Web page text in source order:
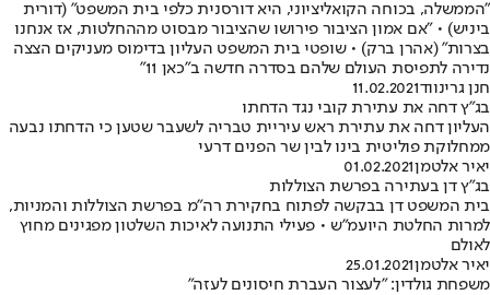
"הממשלה, בכוחה הקואליציוני, היא דורסנית כלפי בית המשפט" (דורית
ביניש) • "אם אמון הציבור פירושו שהציבור מבסוט מההחלטות, אז אנחנו
בצרות" (אהרן ברק) • שופטי בית המשפט העליון בדימוס מעניקים הצצה
נדירה לתפיסת העולם שלהם בסדרה חדשה ב"כאן 11"
חנן גרינווד11.02.2021
בג"ץ דחה את עתירת קובי נגד הדחתו
העליון דחה את עתירת ראש עיריית טבריה לשעבר שטען כי הדחתו נבעה
ממחלוקת פוליטית בינו לבין שר הפנים דרעי
יאיר אלטמן01.02.2021
בג"ץ דן בעתירה בפרשת הצוללות
בית המשפט דן בבקשה לפתוח בחקירת רה"מ בפרשת הצוללות והמניות,
למרות החלטת היועמ"ש • פעילי התנועה לאיכות השלטון מפגינים מחוץ
לאולם
יאיר אלטמן25.01.2021
משפחת גולדין: "לעצור העברת חיסונים לעזה"